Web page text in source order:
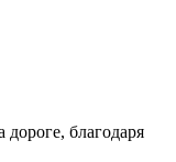
благодаря